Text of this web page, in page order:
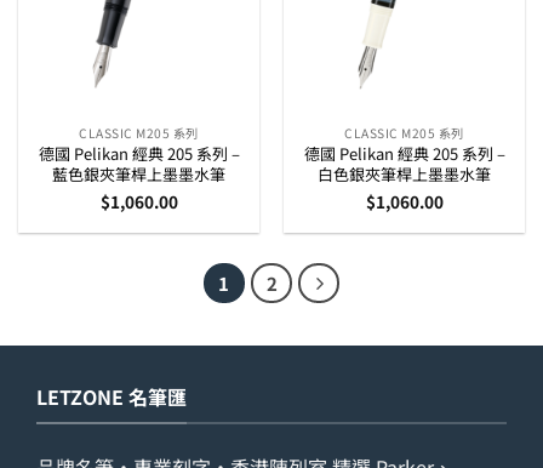
CLASSIC M205 系列
德國 Pelikan 經典 205 系列 –
藍色銀夾筆桿上墨墨水筆
$1,060.00
CLASSIC M205 系列
德國 Pelikan 經典 205 系列 –
白色銀夾筆桿上墨墨水筆
$1,060.00
1 2
LETZONE 名筆匯